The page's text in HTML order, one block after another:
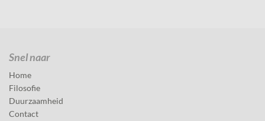
Snel naar
Home
Filosofie
Duurzaamheid
Contact